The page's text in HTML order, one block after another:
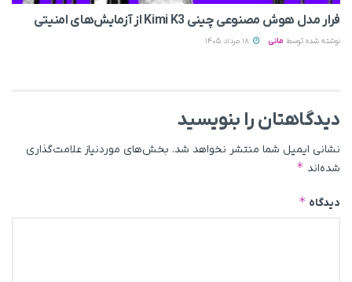
فرار مدل هوش مصنوعی چینی Kimi K3 از آزمایش‌های امنیتی
نوشته شده توسط مانی
دیدگاهتان را بنویسید
نشانی ایمیل شما منتشر نخواهد شد. بخش‌های موردنیاز علامت‌گذاری
شده‌اند *
دیدگاه *